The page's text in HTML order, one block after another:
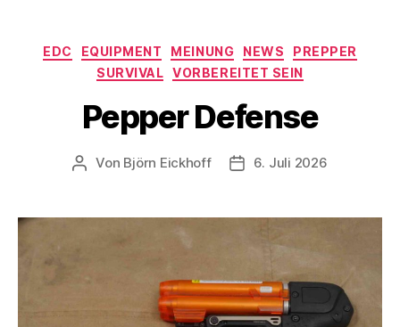
Kategorien
EDC EQUIPMENT MEINUNG NEWS
PREPPER
SURVIVAL
VORBEREITET SEIN
Pepper Defense
Beitragsautor
Von Björn Eickhoff Veröffentlichungsdatum
6. Juli 2026